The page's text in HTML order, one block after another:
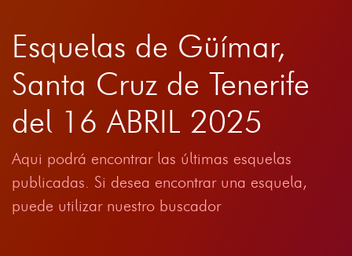
Esquelas de Güímar,
Santa Cruz de Tenerife
del 16 ABRIL 2025
Aqui podrá encontrar las últimas esquelas
publicadas. Si desea encontrar una esquela,
puede utilizar nuestro buscador